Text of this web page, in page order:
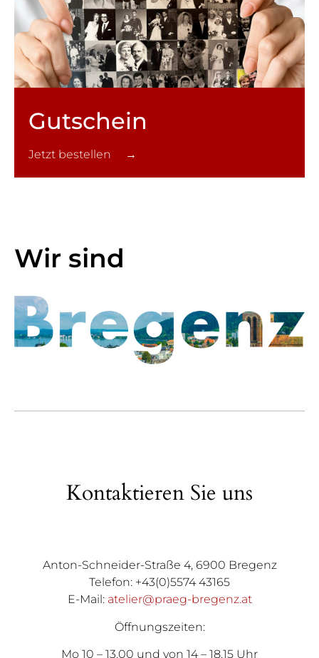
Gutschein
Jetzt bestellen →
Wir sind
Kontaktieren Sie uns
Anton-Schneider-Straße 4, 6900 Bregenz
Telefon: +43(0)5574 43165
E-Mail: atelier@praeg-bregenz.at
Öffnungszeiten:
Mo 10 – 13.00 und von 14 – 18.15 Uhr